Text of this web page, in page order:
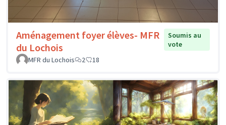
Aménagement foyer élèves- MFR
du Lochois
Soumis au
vote
MFR du Lochois
2 18